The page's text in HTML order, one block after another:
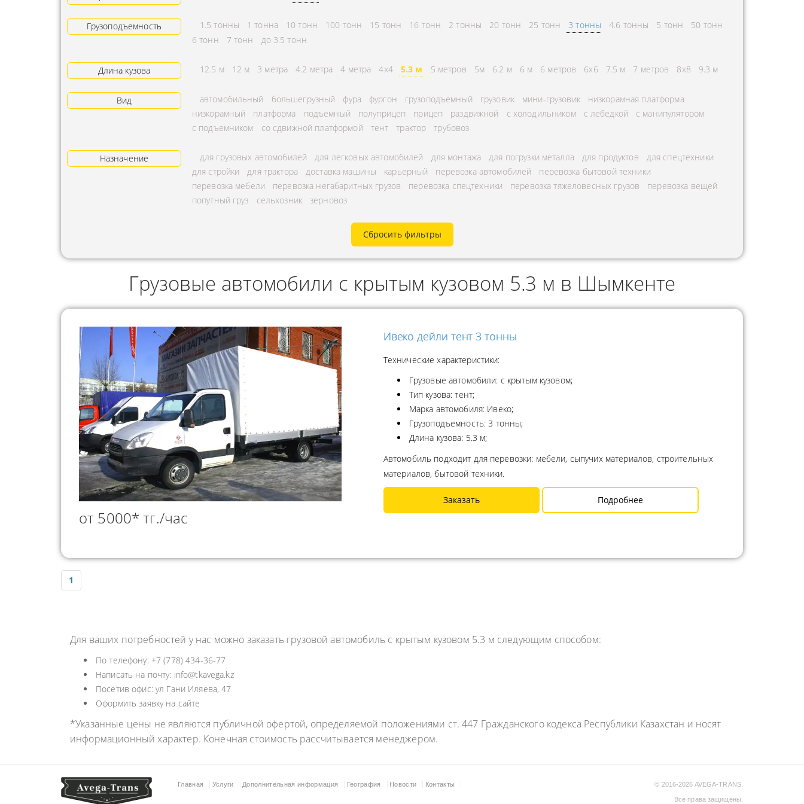
АРЕНДА ТРАКТОРА
УСЛУГИ АВТОКРАНА
АВИАПЕРЕВОЗКА
ГРУЗОПЕРЕВОЗКИ
ПЕРЕВОЗКИ
ИНДИВИДУАЛЬНЫЕ
КОНТЕЙНЕРНЫЕ
ПЕРЕВОЗКИ
ЭКСПЕДИТОРА
ПЕРЕВОЗКА МУКИ
РАССЧИТАТЬ РАССТОЯНИЕ
ОХРАНА ГРУЗА
ПЕРЕВОЗКА КИСЛОРОДНЫХ
БАЛЛОНОВ
НЕФТЕПРОДУКТОВ
ГОРОДСКИЕ
МЕЖДУГОРОДНЫЕ
ПЕРЕВОЗКИ В БЕЛАРУСЬ
ПЕРЕВОЗКИ В
Грузоподъемность 1.5 тонны 1 тонна 10 тонн 100 тонн 15 тонн 16 тонн 2 тонны 20 тонн 25 тонн 3 тонны 4.6 тонны 5 тонн
50 тонн
6 тонн
7 тонн до 3.5 тонн
Длина кузова 12.5 м 12 м 3 метра 4.2 метра 4 метра 4x4 5.3 м 5 метров 5м 6.2 м 6 м 6 метров 6х6 7.5 м 7 метров 8х8 9.3 м
Вид автомобильный большегрузный фура фургон грузоподъемный грузовик мини-грузовик
низкорамная платформа
низкорамный
платформа подъемный полуприцеп прицеп раздвижной с холодильником с лебедкой
с манипулятором
с подъемником
со сдвижной платформой тент трактор трубовоз
Назначение для грузовых автомобилей для легковых автомобилей для монтажа для погрузки металла для продуктов
для спецтехники
для стройки
для трактора доставка машины карьерный перевозка автомобилей
перевозка бытовой техники
перевозка мебели
перевозка негабаритных грузов перевозка спецтехники перевозка тяжеловесных грузов
перевозка вещей
попутный груз
сельхозник зерновоз
Сбросить фильтры
Грузовые автомобили с крытым кузовом 5.3 м в Шымкенте
от 5000* тг./час
Ивеко дейли тент 3 тонны
Технические характеристики:
Грузовые автомобили: с крытым кузовом;
Тип кузова: тент;
Марка автомобиля: Ивеко;
Грузоподъемность: 3 тонны;
Длина кузова: 5.3 м;
Автомобиль подходит для перевозки: мебели, сыпучих материалов, строительных
материалов, бытовой техники.
Заказать Подробнее
1
Для ваших потребностей у нас можно заказать грузовой автомобиль с крытым кузовом 5.3 м следующим способом:
По телефону: +7 (778) 434-36-77
Написать на почту: info@tkavega.kz
Посетив офис: ул Гани Иляева, 47
Оформить заявку на сайте
*Указанные цены не являются публичной офертой, определяемой положениями ст. 447 Гражданского кодекса Республики Казахстан и носят
информационный характер. Конечная стоимость рассчитывается менеджером.
Главная Услуги Дополнительная информация География Новости Контакты © 2016-2026 AVEGA-TRANS.
Все права защищены.